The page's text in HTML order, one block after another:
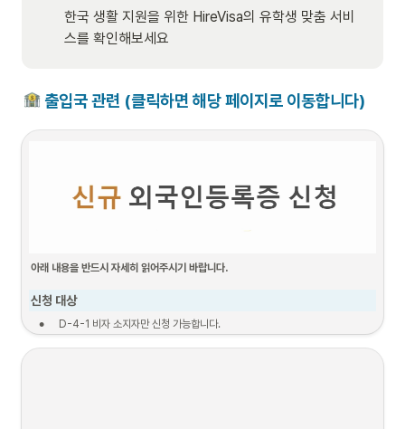
한국 생활 지원을 위한 HireVisa의 유학생 맞춤 서비
스를 확인해보세요
출입국 관련 (클릭하면 해당 페이지로 이동합니다)
아래 내용을 반드시 자세히 읽어주시기 바랍니다.
신청 대상
• D-4-1 비자 소지자만 신청 가능합니다.
• 한국 입국일로부터 90일 이내인 경우만 신청이 가능합니다.